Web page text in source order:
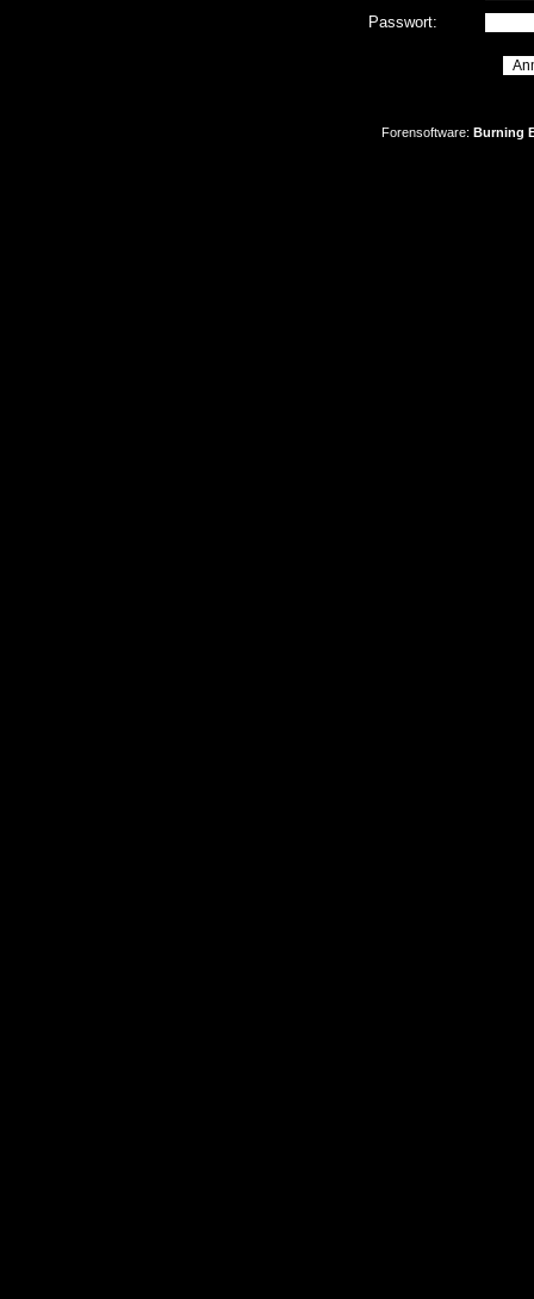
Passwort:
Forensoftware: Burning